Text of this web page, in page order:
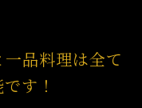
品料理は全て
す！